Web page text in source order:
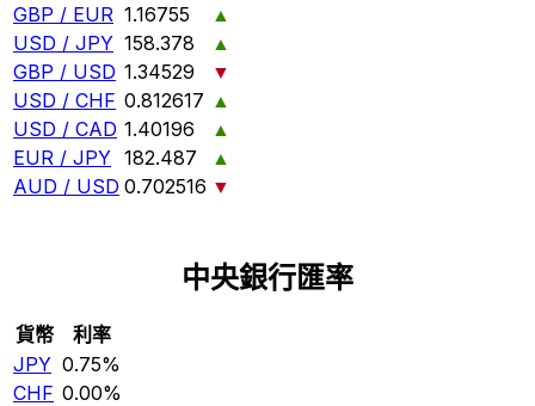
GBP / EUR 1.16755
▲
USD / JPY 158.378
▲
GBP / USD 1.34529
▼
USD / CHF 0.812617 ▲
USD / CAD 1.40196
▲
EUR / JPY 182.487
▲
AUD / USD 0.702516 ▼
中央銀行匯率
貨幣
利率
JPY 0.75%
CHF 0.00%